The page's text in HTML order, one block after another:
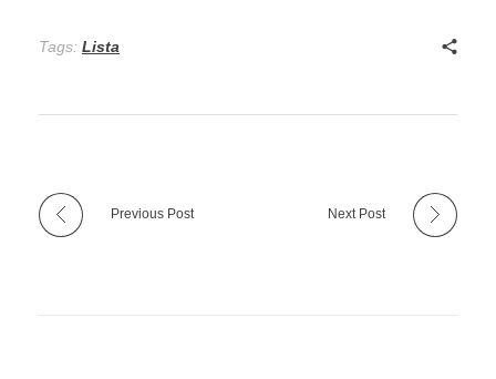
Tags: Lista
Previous Post Next Post